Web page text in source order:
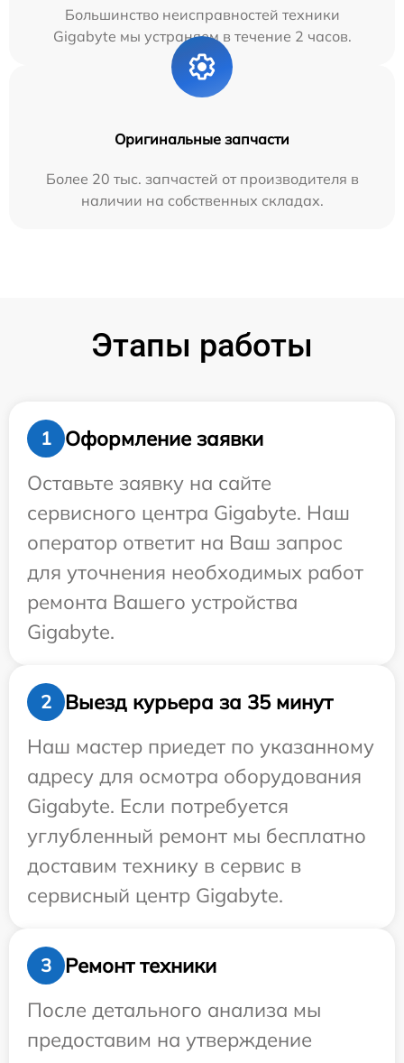
Большинство неисправностей техники
Gigabyte мы устраняем в течение 2 часов.
Оригинальные запчасти
Более 20 тыс. запчастей от производителя в
наличии на собственных складах.
Этапы работы
1
Оформление заявки
Оставьте заявку на сайте
сервисного центра Gigabyte. Наш
оператор ответит на Ваш запрос
для уточнения необходимых работ
ремонта Вашего устройства
Gigabyte.
2
Выезд курьера за 35 минут
Наш мастер приедет по указанному
адресу для осмотра оборудования
Gigabyte. Если потребуется
углубленный ремонт мы бесплатно
доставим технику в сервис в
сервисный центр Gigabyte.
3
Ремонт техники
После детального анализа мы
предоставим на утверждение